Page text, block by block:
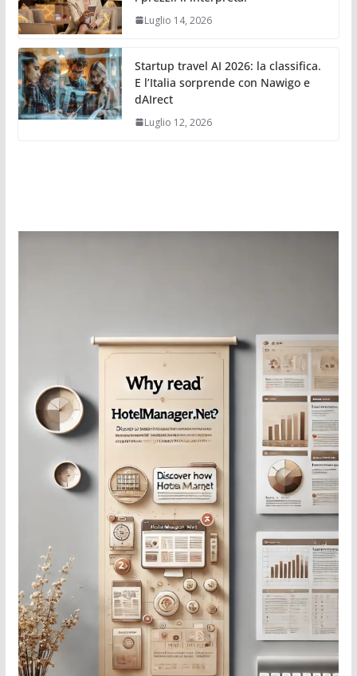
Luglio 14, 2026
Startup travel AI 2026: la classifica.
E l’Italia sorprende con Nawigo e
dAIrect
Luglio 12, 2026